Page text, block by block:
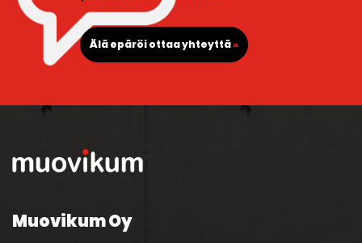
Älä epäröi ottaa yhteyttä»
Muovikum Oy